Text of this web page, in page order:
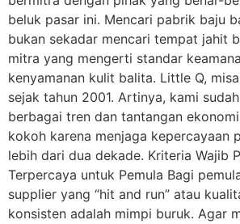
beluk pasar ini. Mencari pabrik baju
bukan sekadar mencari tempat jahit
mitra yang mengerti standar
kenyamanan kulit balita. Little Q,
sejak tahun 2001. Artinya, kami
berbagai tren dan tantangan
kokoh karena menjaga kepercayaan
lebih dari dua dekade. Kriteria Wajib
Terpercaya untuk Pemula Bagi
supplier yang “hit and run” atau
konsisten adalah mimpi buruk. Agar